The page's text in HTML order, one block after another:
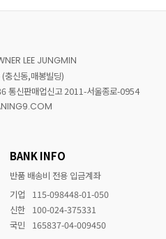
LEE JUNGMIN
충신동,매봉빌딩)
통신판매업신고 2011-서울종로-0954
BANK INFO
반품 배송비 전용 입금계좌
기업
115-098448-01-050
신한
100-024-375331
국민
165837-04-009450